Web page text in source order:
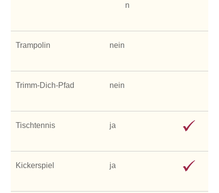
n
Trampolin nein
Trimm-Dich-Pfad nein
Tischtennis ja
Kickerspiel ja